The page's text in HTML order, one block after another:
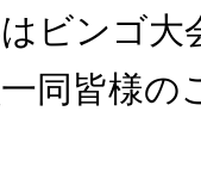
ビンゴ
同皆様の